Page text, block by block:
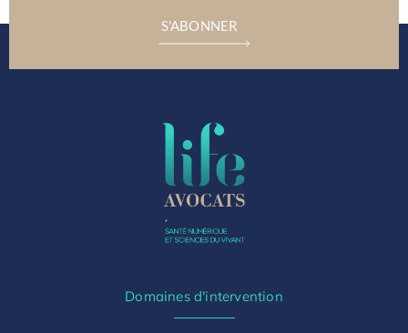
S'ABONNER
Domaines d'intervention